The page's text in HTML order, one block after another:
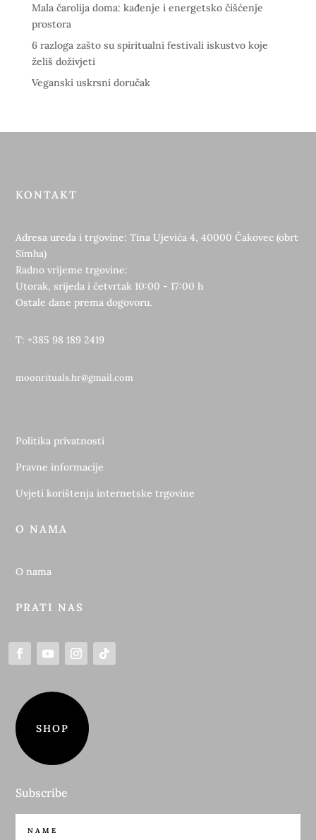
Mala čarolija doma: kađenje i energetsko čišćenje
prostora
6 razloga zašto su spiritualni festivali iskustvo koje
želiš doživjeti
Veganski uskrsni doručak
KONTAKT
Adresa ureda i trgovine: Tina Ujevića 4, 40000 Čakovec (obrt
Simha)
Radno vrijeme trgovine:
Utorak, srijeda i četvrtak 10:00 - 17:00 h
Ostale dane prema dogovoru.
T: +385 98 189 2419
moonrituals.hr@gmail.com
Politika privatnosti
Pravne informacije
Uvjeti korištenja internetske trgovine
O NAMA
O nama
PRATI NAS
SHOP
Subscribe